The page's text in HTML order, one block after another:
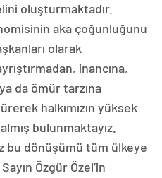
oluşturmaktadır.
aka çoğunluğunu
olarak
inancına,
da ömür tarzına
halkımızın yüksek
bulunmaktayız.
bu dönüşümü tüm ülkeye
Özgür Özel’in